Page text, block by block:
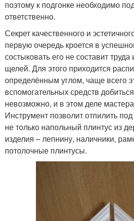
поэтому к подгонке необходимо
ответственно.
Секрет качественного и
первую очередь кроется в
состыковать его не составит
щелей. Для этого приходится
определённым углом, чаще всего
вспомогательных средств
невозможно, и в этом деле
Инструмент позволит отпилить
не только напольный плинтус из
изделия – лепнину, наличники,
потолочные плинтусы.